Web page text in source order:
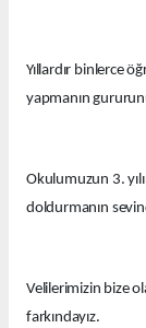
Yıllardır binlerce
yapmanın
Okulumuzun 3.
doldurmanın
Velilerimizin bize
farkındayız.